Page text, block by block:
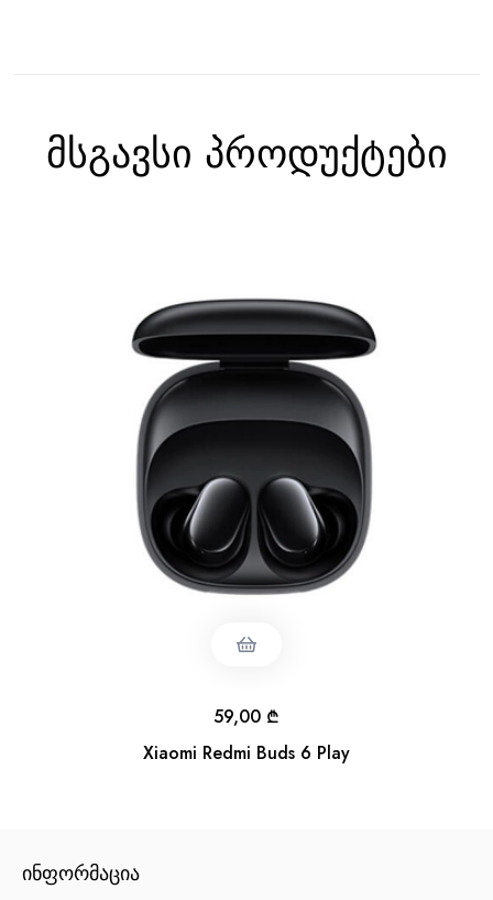
მსგავსი პროდუქტები
Xiaomi Redmi Buds 6 Play
59,00 ₾
ᲘᲜᲤᲝᲠᲛᲐᲪᲘᲐ